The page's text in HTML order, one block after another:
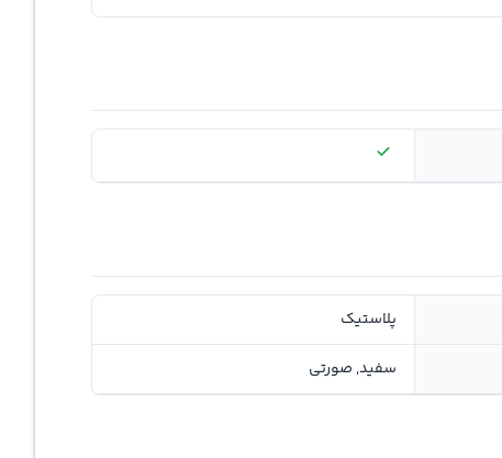
پلاستیک
سفید, صورتی